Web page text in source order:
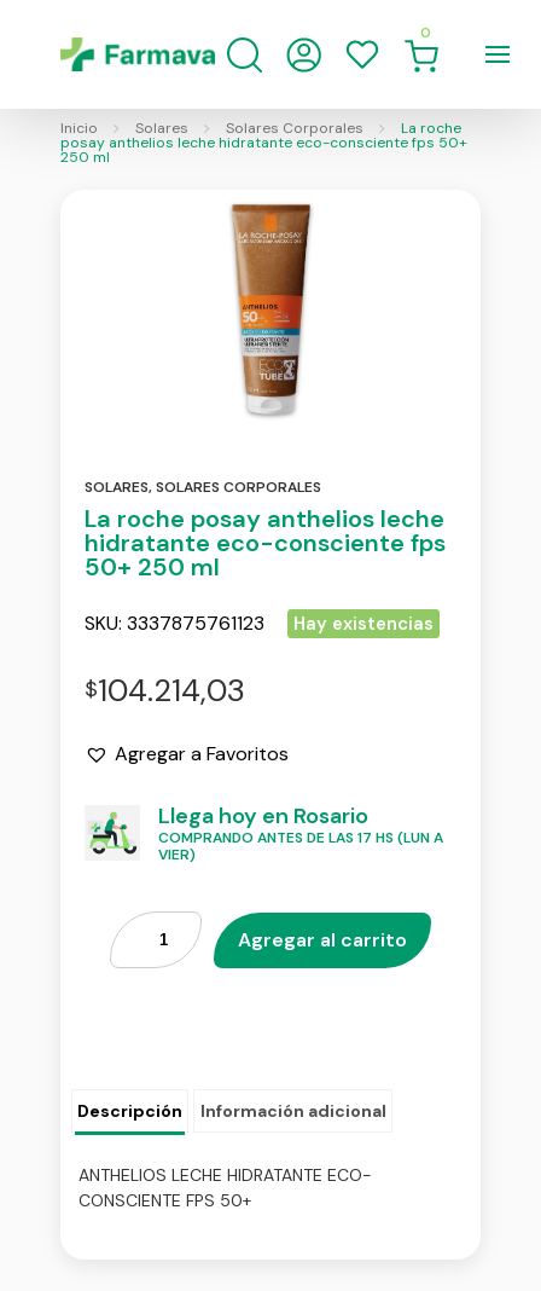
0
Inicio Solares Solares Corporales La roche
posay anthelios leche hidratante eco-consciente fps 50+
250 ml
SOLARES,SOLARES CORPORALES
La roche posay anthelios leche
hidratante eco-consciente fps
50+ 250 ml
SKU: 3337875761123 Hay existencias
$104.214,03
Agregar a Favoritos
Llega hoy en Rosario
COMPRANDO ANTES DE LAS 17 HS (LUN A
VIER)
Agregar al carrito
Descripción Información adicional
ANTHELIOS LECHE HIDRATANTE ECO-
CONSCIENTE FPS 50+